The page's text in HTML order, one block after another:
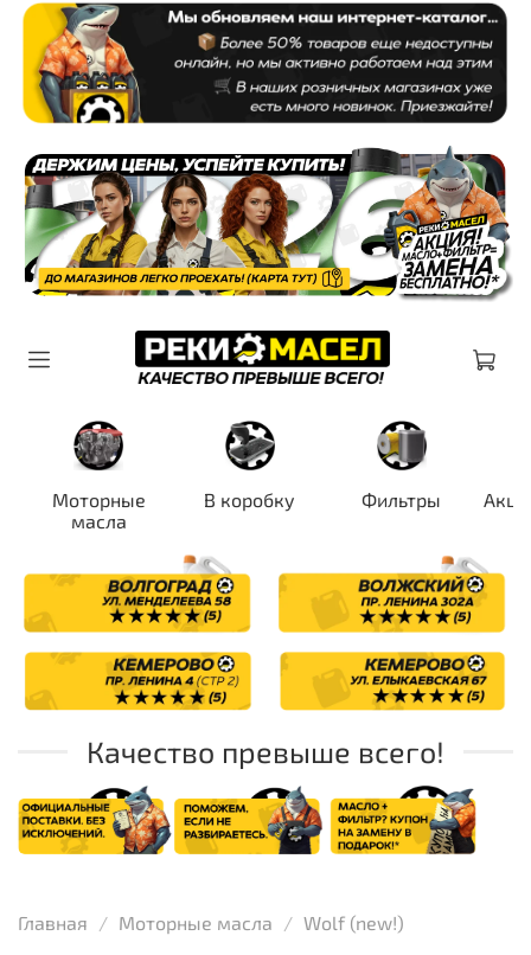
Моторные
масла
В коробку Фильтры
Качество превыше всего!
Главная Моторные масла Wolf (new!)